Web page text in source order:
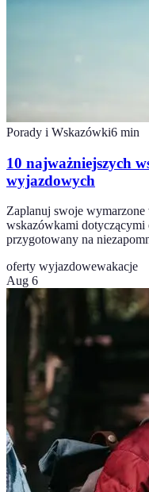
Porady i Wskazówki6 min
10 najważniejszych
wyjazdowych
Zaplanuj swoje
wskazówkami
przygotowany na
oferty wyjazdowewakacje
Aug 6